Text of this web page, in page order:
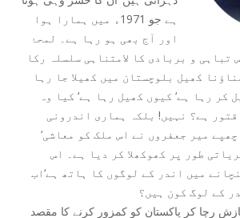
ہے جو 1971ء میں ہمارا ہوا
اور آج بھی ہو رہا ہے۔ لمحۂ
تباہی و بربادی کا لامتناہی سلسلہ رکا
کھیل بلوچستان میں کھیلا جا رہا
کر رہا ہے‘ کیوں کھیل رہا ہے‘ کیا وہ
ہے؟ نہیں! بلکہ ہماری اندرونی
میر جعفروں نے اس ملک کو معاشی‘
طور پر کھوکھلا کر دیا ہے۔ اس
میں اندر کے لوگوں کا ہاتھ ہے‘اب
کے لوگ کون ہیں؟
کی سازش رچا کر پاکستان کو کمزور کرنے کا مقصد